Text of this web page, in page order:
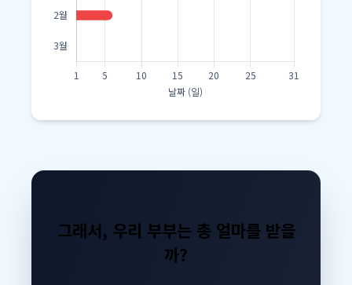
그래서, 우리 부부는 총 얼마를 받을
까?